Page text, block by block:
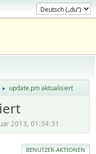
► update.pm aktualisiert
2013, 01:34:31
BENUTZER-AKTIONEN